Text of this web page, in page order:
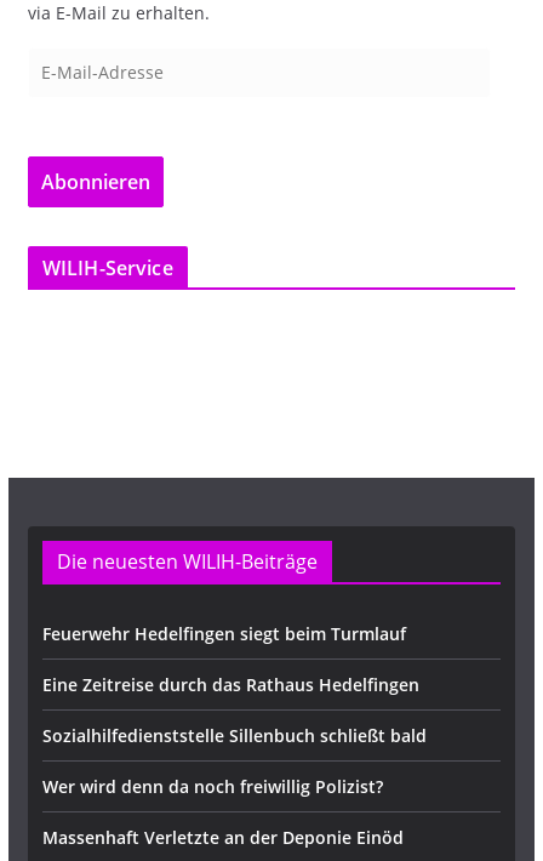
via E-Mail zu erhalten.
a
l
-
Abonnieren
WILIH-Service
Die neuesten WILIH-Beiträge
Feuerwehr Hedelfingen siegt beim Turmlauf
Eine Zeitreise durch das Rathaus Hedelfingen
Sozialhilfedienststelle Sillenbuch schließt bald
Wer wird denn da noch freiwillig Polizist?
Massenhaft Verletzte an der Deponie Einöd